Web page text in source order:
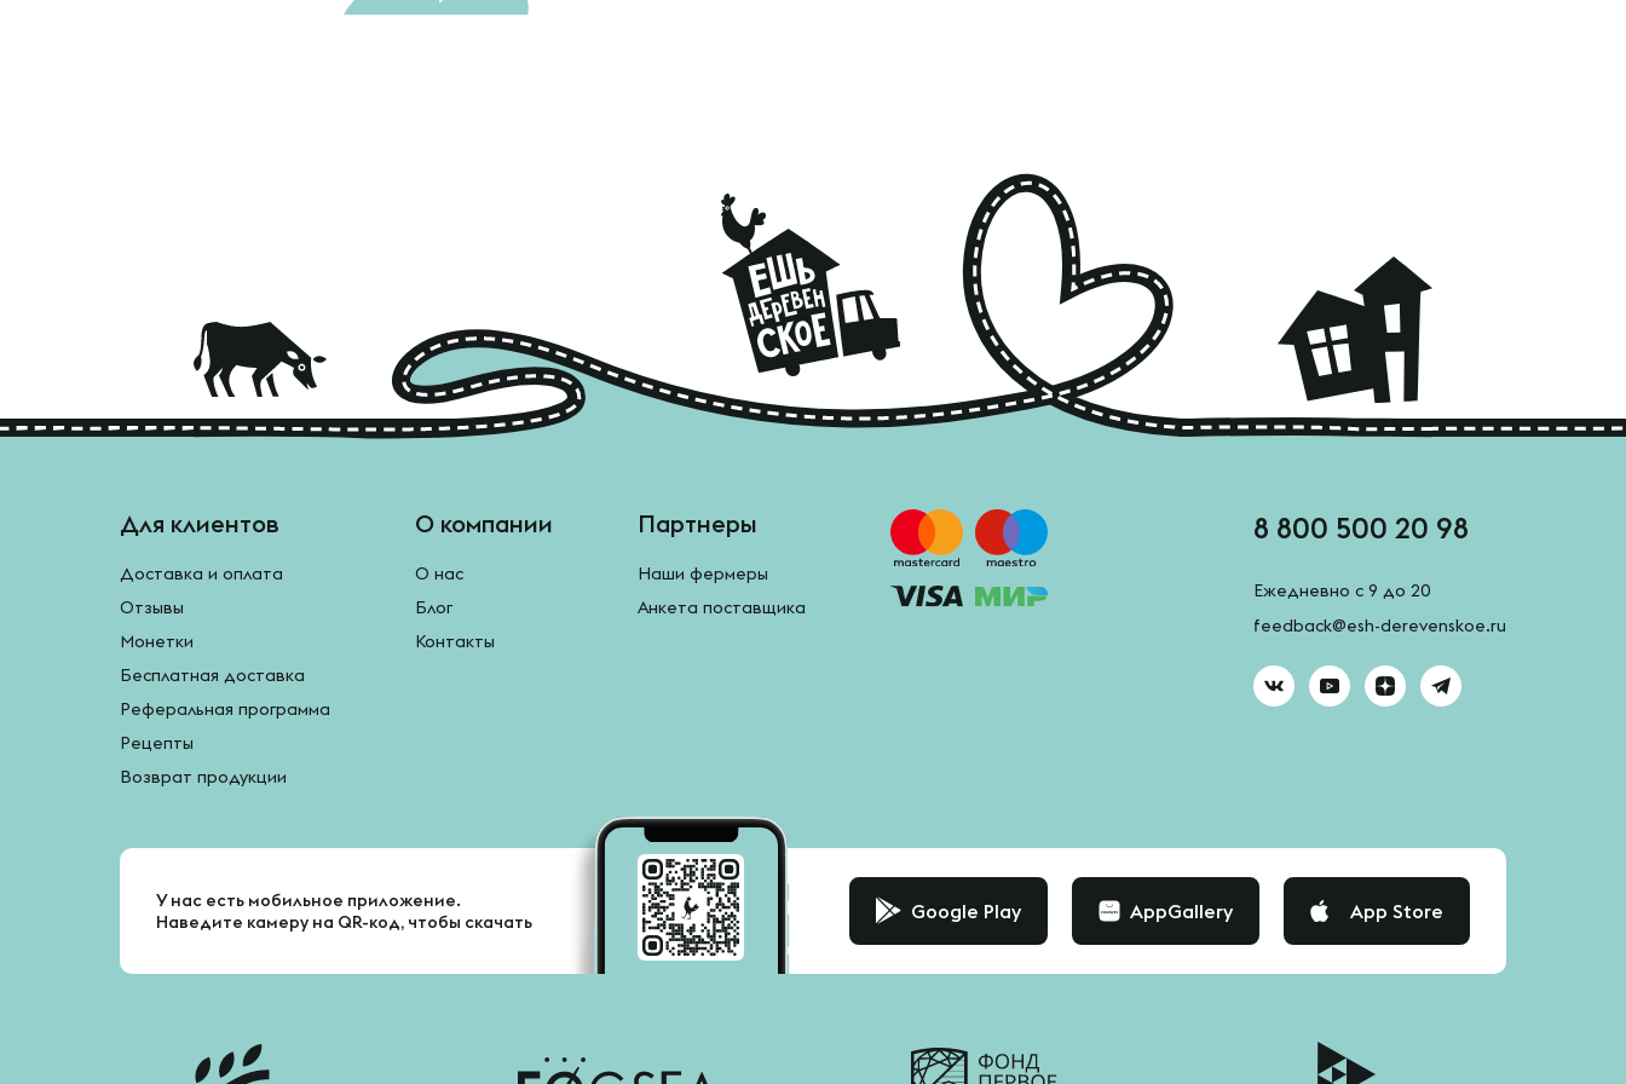
Для клиентов
Доставка и оплата
Отзывы
Монетки
Бесплатная доставка
Реферальная программа
Рецепты
Возврат продукции
О компании
О нас
Блог
Контакты
Партнеры
Наши фермеры
Анкета поставщика
8 800 500 20 98
Ежедневно с 9 до 20
feedback@esh-derevenskoe.ru
У нас есть мобильное приложение.
Наведите камеру на QR-код, чтобы скачать
Google Play AppGallery App Store